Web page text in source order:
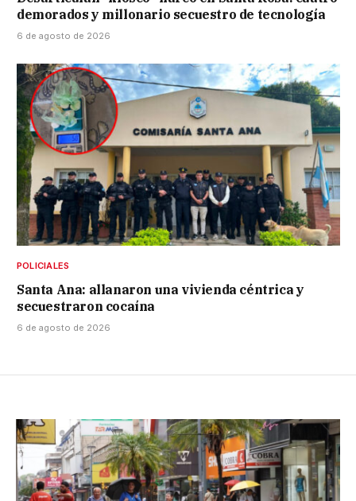
demorados y millonario secuestro de tecnología
6 de agosto de 2026
POLICIALES
Santa Ana: allanaron una vivienda céntrica y
secuestraron cocaína
6 de agosto de 2026